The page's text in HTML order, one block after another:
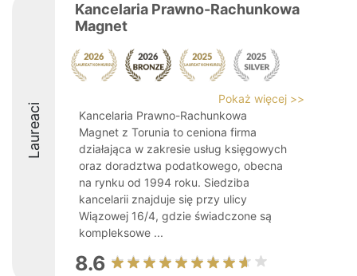
Laureaci
Kancelaria Prawno-Rachunkowa
Magnet
Pokaż więcej >>
Kancelaria Prawno-Rachunkowa
Magnet z Torunia to ceniona firma
działająca w zakresie usług księgowych
oraz doradztwa podatkowego, obecna
na rynku od 1994 roku. Siedziba
kancelarii znajduje się przy ulicy
Wiązowej 16/4, gdzie świadczone są
kompleksowe ...
8.6